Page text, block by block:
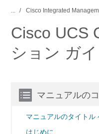
... Cisco Integrated
Cisco UCS
ション ガ
マニュアルの
マニュアルのタイトル
はじめに